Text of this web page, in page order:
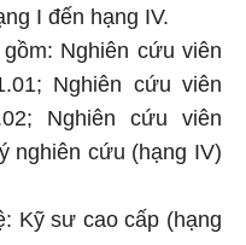
I đến hạng IV.
Nghiên cứu viên
Nghiên cứu viên
Nghiên cứu viên
nghiên cứu (hạng IV)
Kỹ sư cao cấp (hạng